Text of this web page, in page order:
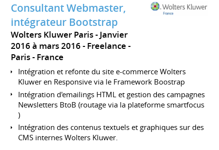
Consultant Webmaster,
intégrateur Bootstrap
Wolters Kluwer Paris
Janvier
2016 à mars 2016 Freelance
Paris
France
Intégration et refonte du site e-commerce Wolters
Kluwer en Responsive via le Framework Boostrap
Intégration d'emailings HTML et gestion des campagnes
Newsletters BtoB (routage via la plateforme smartfocus
)
Intégration des contenus textuels et graphiques sur des
CMS internes Wolters Kluwer.